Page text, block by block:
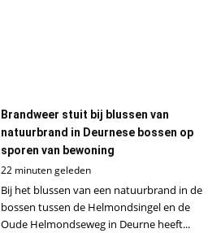
Brandweer stuit bij blussen van
natuurbrand in Deurnese bossen op
sporen van bewoning
22 minuten geleden
Bij het blussen van een natuurbrand in de
bossen tussen de Helmondsingel en de
Oude Helmondseweg in Deurne heeft...